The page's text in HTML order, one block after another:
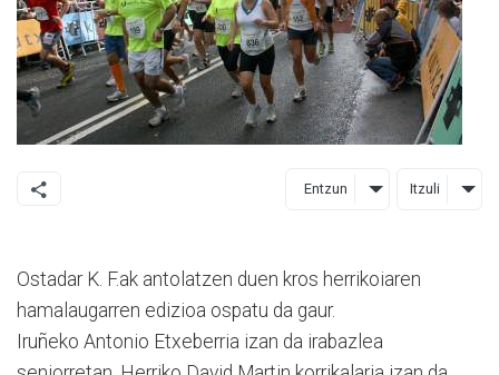
Entzun Itzuli
Ostadar K. F.ak antolatzen duen kros herrikoiaren
hamalaugarren edizioa ospatu da gaur.
Iruñeko Antonio Etxeberria izan da irabazlea